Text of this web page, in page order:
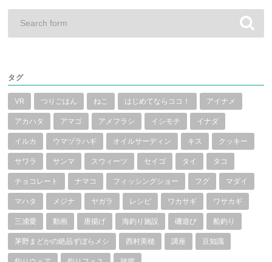
タグ
VR つりごはん ねこ はじめてならココ！ アイナメ
アカハタ アマゴ アメフラシ イシモチ イナダ
イルカ ウマヅラハギ オイルサーディン キス クッキー
サワラ サンマ スウィーツ セイゴ タイ タコ
チョコレート ナマコ フィッシングショー フグ マダイ
マハタ メジナ ヤガラ レシピ ワカサギ ワサカギ
三浦愛 動画 唐揚げ 海釣り施設 磯遊び 船釣り
茅野まどかの絶品ずぼらメシ 西村美穂 講座 豆知識